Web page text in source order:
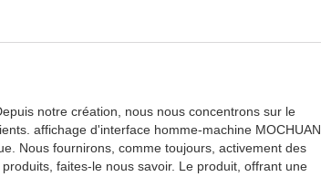
notre création, nous nous concentrons sur le
affichage d'interface homme-machine MOCHUAN
Nous fournirons, comme toujours, activement des
faites-le nous savoir. Le produit, offrant une